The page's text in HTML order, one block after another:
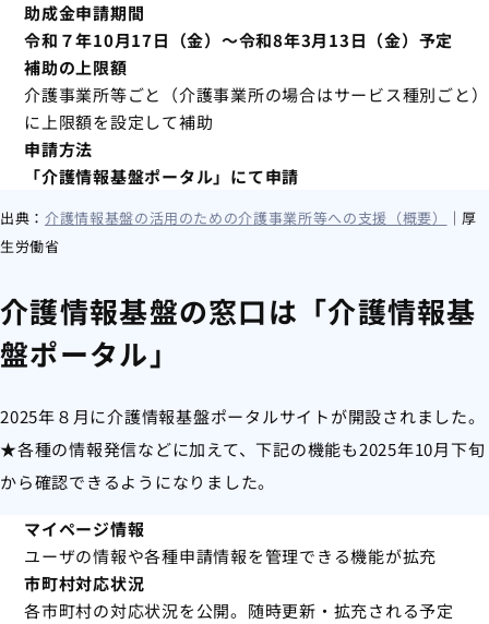
助成金申請期間
令和７年10月17日（金）～令和8年3月13日（金）予定
補助の上限額
介護事業所等ごと（介護事業所の場合はサービス種別ごと）
に上限額を設定して補助
申請方法
「介護情報基盤ポータル」にて申請
出典： 介護情報基盤の活用のための介護事業所等への支援（概要）
｜厚
生労働省
介護情報基盤の窓口は「介護情報基
盤ポータル」
2025年８月に介護情報基盤ポータルサイトが開設されました。
★各種の情報発信などに加えて、下記の機能も2025年10月下旬
から確認できるようになりました。
マイページ情報
ユーザの情報や各種申請情報を管理できる機能が拡充
市町村対応状況
各市町村の対応状況を公開。随時更新・拡充される予定